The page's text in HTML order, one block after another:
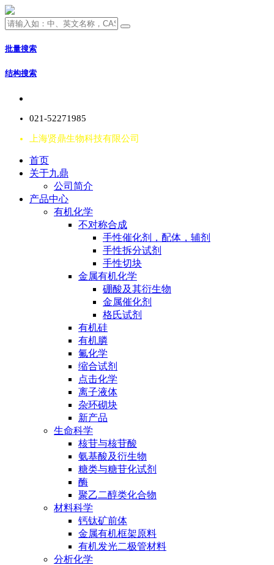
批量搜索
结构搜索
021-52271985
上海贤鼎生物科技有限公司
首页
关于九鼎
公司简介
产品中心
有机化学
不对称合成
手性催化剂，配体，辅剂
手性拆分试剂
手性切块
金属有机化学
硼酸及其衍生物
金属催化剂
格氏试剂
有机硅
有机膦
氟化学
缩合试剂
点击化学
离子液体
杂环砌块
新产品
生命科学
核苷与核苷酸
氨基酸及衍生物
糖类与糖苷化试剂
酶
聚乙二醇类化合物
材料科学
钙钛矿前体
金属有机框架原料
有机发光二极管材料
分析化学